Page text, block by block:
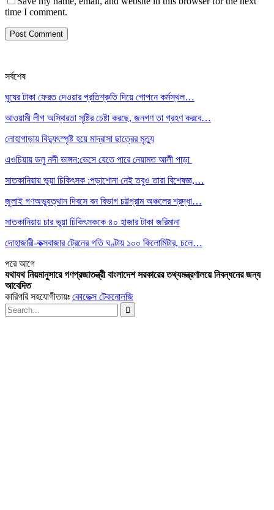
time I comment.
সর্বশেষ
ঘুষের টাকা ফেরত দেওয়ার প্রতিশ্রুতি দিয়ে গোপনে কর্মস্থল…
আওয়ামী লীগ অস্থিরতা সৃষ্টির চেষ্টা করছে, জনগণ তা গ্রহণ করবে…
লোহাগাড়ায় বিদ্যুৎস্পৃষ্ট হয়ে মাদ্রাসা ছাত্রের মৃত্যু
এওচিয়ায় ডলু নদী ভাঙ্গন:ভেসে যেতে পারে নেয়ামত আলী পাড়া
সাতকানিয়ায় ভূয়া চিকিৎসক :পড়াশোনা নেই তবুও তারা বিশেষজ্ঞ,…
জুলাই গণঅভ্যুত্থান দিবসে বন বিভাগ চট্টগ্রাম অঞ্চলের শ্রদ্ধা…
সাতকানিয়ায় চার ভুয়া চিকিৎসককে ৪০ হাজার টাকা জরিমানা
দোহাজারী-কক্সবাজার ট্রেনের গতি ঘণ্টায় ১০০ কিলোমিটার, চলে…
পরেআগে
যথাযথ নিয়মানুসারে গণপ্রজাতন্ত্রী বাংলাদেশ সরকারের তথ্যমন্ত্রণালয়ে নিবন্ধনের জন্য
আবেদিত
কারিগরি সহযোগীতায়ঃ কোডেক্স টেকনোলজি